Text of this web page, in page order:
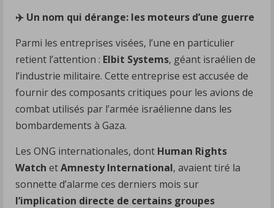
✈ Un nom qui dérange: les moteurs d’une guerre
Parmi les entreprises visées, l’une en particulier
retient l’attention : Elbit Systems, géant israélien de
l’industrie militaire. Cette entreprise est accusée de
fournir des composants critiques pour les avions de
combat utilisés par l’armée israélienne dans les
bombardements à Gaza.
Les ONG internationales, dont Human Rights
Watch etAmnesty International, avaient tiré la
sonnette d’alarme ces derniers mois sur
l’implication directe de certains groupes